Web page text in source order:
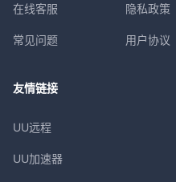
在线客服
常见问题
隐私政策
用户协议
友情链接
UU远程
UU加速器